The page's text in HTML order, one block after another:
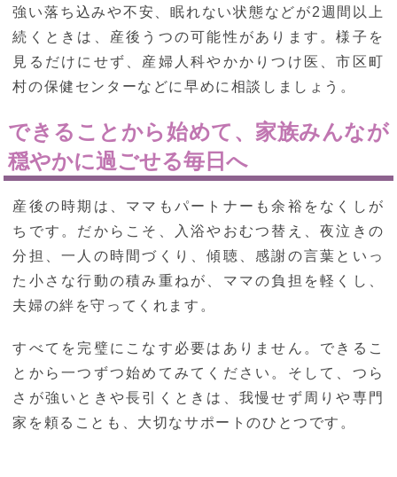
強い落ち込みや不安、眠れない状態などが2週間以上
続くときは、産後うつの可能性があります。様子を
見るだけにせず、産婦人科やかかりつけ医、市区町
村の保健センターなどに早めに相談しましょう。
できることから始めて、家族みんなが
穏やかに過ごせる毎日へ
産後の時期は、ママもパートナーも余裕をなくしが
ちです。だからこそ、入浴やおむつ替え、夜泣きの
分担、一人の時間づくり、傾聴、感謝の言葉といっ
た小さな行動の積み重ねが、ママの負担を軽くし、
夫婦の絆を守ってくれます。
すべてを完璧にこなす必要はありません。できるこ
とから一つずつ始めてみてください。そして、つら
さが強いときや長引くときは、我慢せず周りや専門
家を頼ることも、大切なサポートのひとつです。